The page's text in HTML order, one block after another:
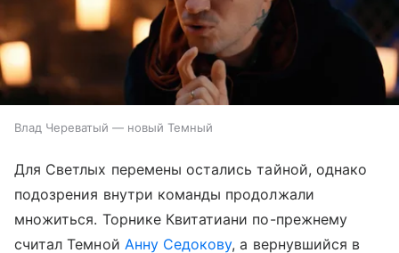
Влад Череватый — новый Темный
Для Светлых перемены остались тайной, однако
подозрения внутри команды продолжали
множиться. Торнике Квитатиани по-прежнему
считал Темной Анну Седокову, а вернувшийся в